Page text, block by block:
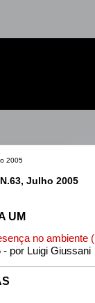
2005
Julho 2005
UM
no ambiente
- por Luigi Giussani